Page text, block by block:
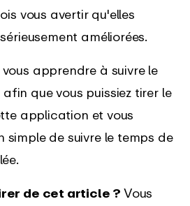
vous avertir qu'elles
améliorées.
apprendre à suivre le
que vous puissiez tirer le
application et vous
simple de suivre le temps de
de cet article ? Vous